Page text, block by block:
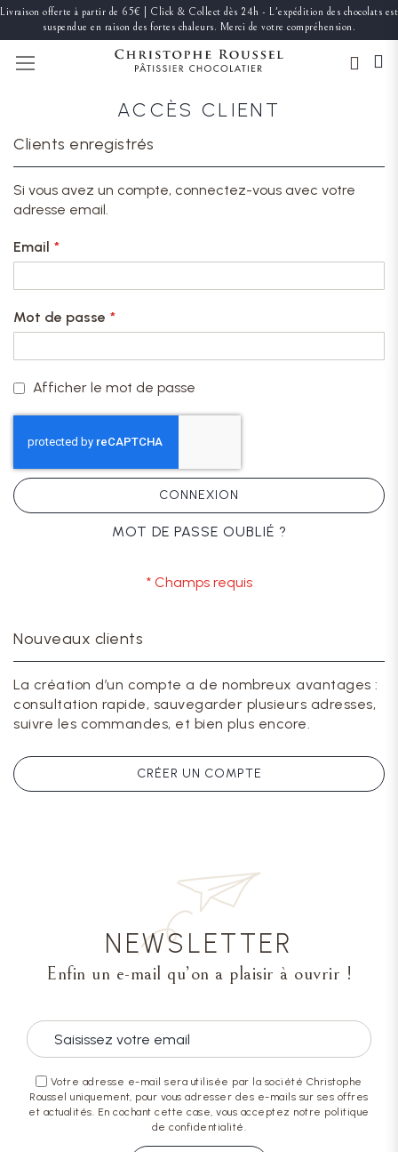
Livraison offerte à partir de 65€ | Click & Collect dès 24h - L'expédition des chocolats est
suspendue en raison des fortes chaleurs. Merci de votre compréhension.
ACCÈS CLIENT
Clients enregistrés
Si vous avez un compte, connectez-vous avec votre
adresse email.
Email
Mot de passe
Afficher le mot de passe
CONNEXION
MOT DE PASSE OUBLIÉ ?
Nouveaux clients
La création d’un compte a de nombreux avantages :
consultation rapide, sauvegarder plusieurs adresses,
suivre les commandes, et bien plus encore.
CRÉER UN COMPTE
NEWSLETTER
Enfin un e-mail qu’on a plaisir à ouvrir !
Votre adresse e-mail sera utilisée par la société Christophe
Roussel uniquement, pour vous adresser des e-mails sur ses offres
et actualités. En cochant cette case, vous acceptez notre politique
de confidentialité.